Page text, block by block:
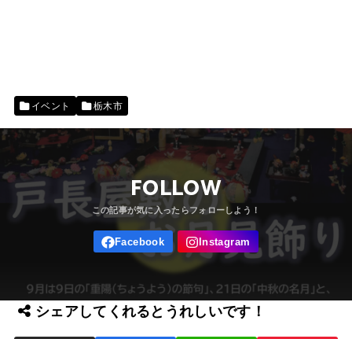
イベント 栃木市
FOLLOW
シェアしてくれるとうれしいです！